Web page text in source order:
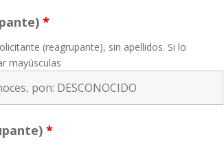
*
(reagrupante), sin apellidos. Si lo
mayúsculas
*